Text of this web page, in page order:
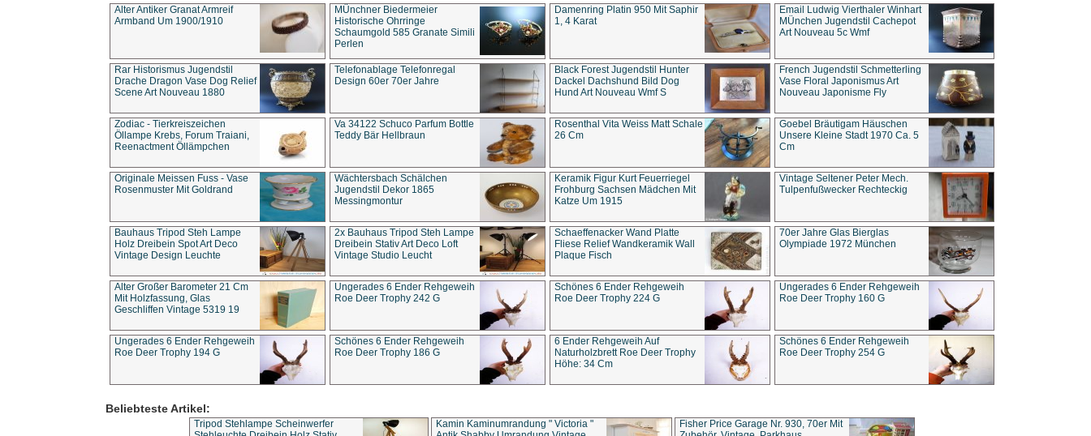
Alter Antiker Granat Armreif
Armband Um 1900/1910
MÜnchner Biedermeier
Historische Ohrringe
Schaumgold 585 Granate Simili
Perlen
Damenring Platin 950 Mit Saphir
1, 4 Karat
Email Ludwig Vierthaler Winhart
MÜnchen Jugendstil Cachepot
Art Nouveau 5c Wmf
Rar Historismus Jugendstil
Drache Dragon Vase Dog Relief
Scene Art Nouveau 1880
Telefonablage Telefonregal
Design 60er 70er Jahre
Black Forest Jugendstil Hunter
Dackel Dachshund Bild Dog
Hund Art Nouveau Wmf S
French Jugendstil Schmetterling
Vase Floral Japonismus Art
Nouveau Japonisme Fly
Zodiac - Tierkreiszeichen
Öllampe Krebs, Forum Traiani,
Reenactment Öllämpchen
Va 34122 Schuco Parfum Bottle
Teddy Bär Hellbraun
Rosenthal Vita Weiss Matt Schale
26 Cm
Goebel Bräutigam Häuschen
Unsere Kleine Stadt 1970 Ca. 5
Cm
Originale Meissen Fuss - Vase
Rosenmuster Mit Goldrand
Wächtersbach Schälchen
Jugendstil Dekor 1865
Messingmontur
Keramik Figur Kurt Feuerriegel
Frohburg Sachsen Mädchen Mit
Katze Um 1915
Vintage Seltener Peter Mech.
Tulpenfußwecker Rechteckig
Bauhaus Tripod Steh Lampe
Holz Dreibein Spot Art Deco
Vintage Design Leuchte
2x Bauhaus Tripod Steh Lampe
Dreibein Stativ Art Deco Loft
Vintage Studio Leucht
Schaeffenacker Wand Platte
Fliese Relief Wandkeramik Wall
Plaque Fisch
70er Jahre Glas Bierglas
Olympiade 1972 München
Alter Großer Barometer 21 Cm
Mit Holzfassung, Glas
Geschliffen Vintage 5319 19
Ungerades 6 Ender Rehgeweih
Roe Deer Trophy 242 G
Schönes 6 Ender Rehgeweih
Roe Deer Trophy 224 G
Ungerades 6 Ender Rehgeweih
Roe Deer Trophy 160 G
Ungerades 6 Ender Rehgeweih
Roe Deer Trophy 194 G
Schönes 6 Ender Rehgeweih
Roe Deer Trophy 186 G
6 Ender Rehgeweih Auf
Naturholzbrett Roe Deer Trophy
Höhe: 34 Cm
Schönes 6 Ender Rehgeweih
Roe Deer Trophy 254 G
Beliebteste Artikel:
Tripod Stehlampe Scheinwerfer
Kamin Kaminumrandung " Victoria "
Fisher Price Garage Nr. 930, 70er Mit